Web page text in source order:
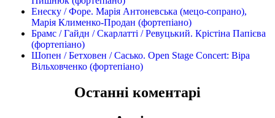
Енеску / Форе. Марія Антоневська (мецо-сопрано),
Марія Клименко-Продан (фортепіано)
Брамс / Гайдн / Скарлатті / Ревуцький. Крістіна Папієва
(фортепіано)
Шопен / Бетховен / Сасько. Open Stage Concert: Віра
Вільховченко (фортепіано)
Останні коментарі